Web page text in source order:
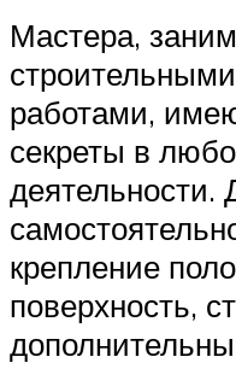
Мастера,
работами,
секреты в
деятельности.
крепление
поверхность,